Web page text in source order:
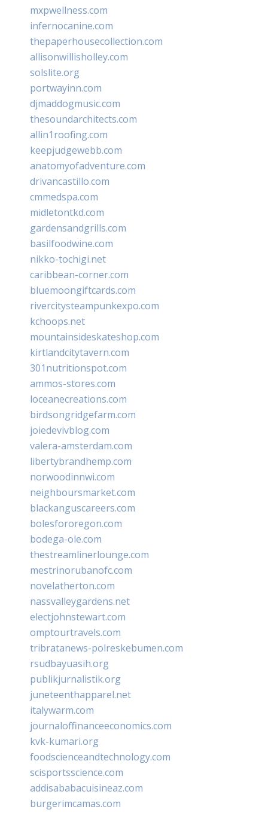
mxpwellness.com
infernocanine.com
thepaperhousecollection.com
allisonwillisholley.com
solslite.org
portwayinn.com
djmaddogmusic.com
thesoundarchitects.com
allin1roofing.com
keepjudgewebb.com
anatomyofadventure.com
drivancastillo.com
cmmedspa.com
midletontkd.com
gardensandgrills.com
basilfoodwine.com
nikko-tochigi.net
caribbean-corner.com
bluemoongiftcards.com
rivercitysteampunkexpo.com
kchoops.net
mountainsideskateshop.com
kirtlandcitytavern.com
301nutritionspot.com
ammos-stores.com
loceanecreations.com
birdsongridgefarm.com
joiedevivblog.com
valera-amsterdam.com
libertybrandhemp.com
norwoodinnwi.com
neighboursmarket.com
blackanguscareers.com
bolesfororegon.com
bodega-ole.com
thestreamlinerlounge.com
mestrinorubanofc.com
novelatherton.com
nassvalleygardens.net
electjohnstewart.com
omptourtravels.com
tribratanews-polreskebumen.com
rsudbayuasih.org
publikjurnalistik.org
juneteenthapparel.net
italywarm.com
journaloffinanceeconomics.com
kvk-kumari.org
foodscienceandtechnology.com
scisportsscience.com
addisababacuisineaz.com
burgerimcamas.com